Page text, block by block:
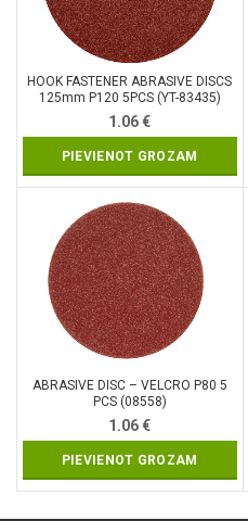
HOOK FASTENER ABRASIVE DISCS
125mm P120 5PCS (YT-83435)
1.06€
PIEVIENOT GROZAM
ABRASIVE DISC – VELCRO P80 5
PCS (08558)
1.06€
PIEVIENOT GROZAM